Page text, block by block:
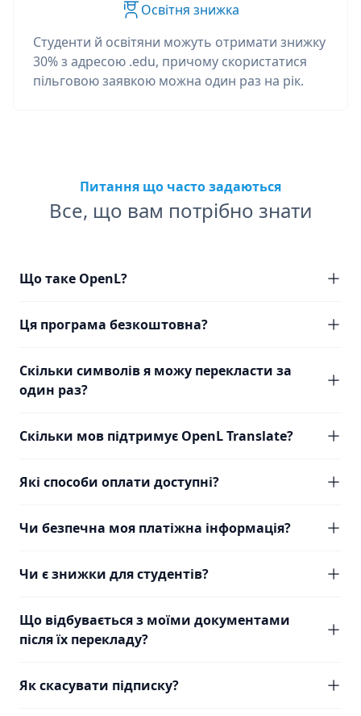
Освітня знижка
Студенти й освітяни можуть отримати знижку
30% з адресою .edu, причому скористатися
пільговою заявкою можна один раз на рік.
Питання що часто задаються
Все, що вам потрібно знати
Що таке OpenL?
Ця програма безкоштовна?
Скільки символів я можу перекласти за
один раз?
Скільки мов підтримує OpenL Translate?
Які способи оплати доступні?
Чи безпечна моя платіжна інформація?
Чи є знижки для студентів?
Що відбувається з моїми документами
після їх перекладу?
Як скасувати підписку?